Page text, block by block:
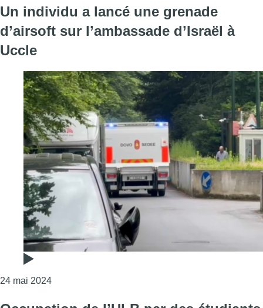
Un individu a lancé une grenade
d’airsoft sur l’ambassade d’Israël à
Uccle
24 mai 2024Consulter l'article "Un individu a lancé une